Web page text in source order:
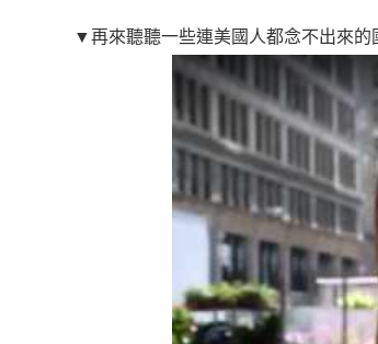
▼再來聽聽一些連美國人都念不出來的